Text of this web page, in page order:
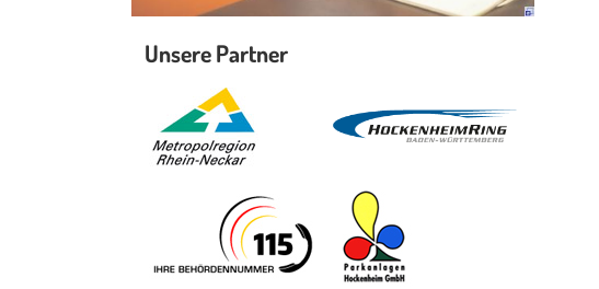
Unsere Partner